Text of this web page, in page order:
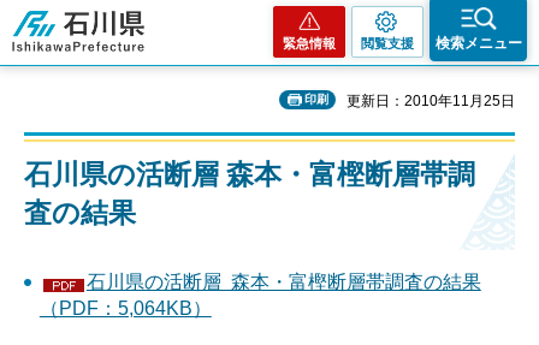
石川県
緊急情報 閲覧支援 検索メニュー
印刷 更新日：2010年11月25日
石川県の活断層 森本・富樫断層帯調
査の結果
石川県の活断層 森本・富樫断層帯調査の結果
（PDF：5,064KB）